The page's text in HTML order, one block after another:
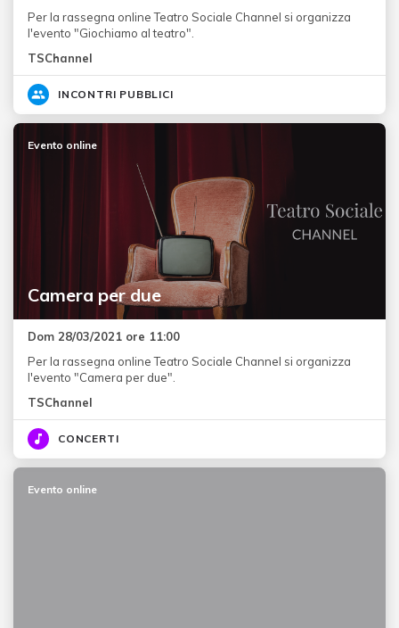
Per la rassegna online Teatro Sociale Channel si organizza
l'evento "Giochiamo al teatro".
TSChannel
INCONTRI PUBBLICI
Camera per due
Evento online
Dom 28/03/2021 ore 11:00
Per la rassegna online Teatro Sociale Channel si organizza
l'evento "Camera per due".
TSChannel
CONCERTI
Evento online